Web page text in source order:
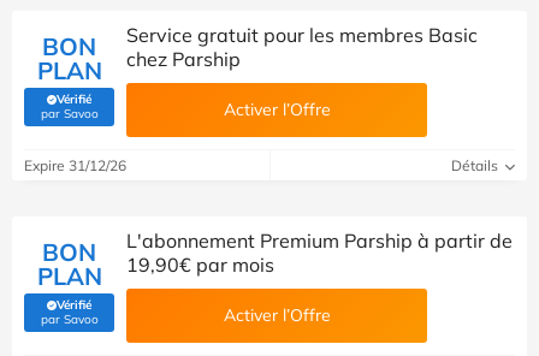
BON
PLAN
Vérifié
par Savoo(Vérifié par Savoo)
Service gratuit pour les membres Basic
chez Parship
Activer l’Offre
Expire 31/12/26 Détails
BON
PLAN
Vérifié
par Savoo(Vérifié par Savoo)
L'abonnement Premium Parship à partir de
19,90€ par mois
Activer l’Offre